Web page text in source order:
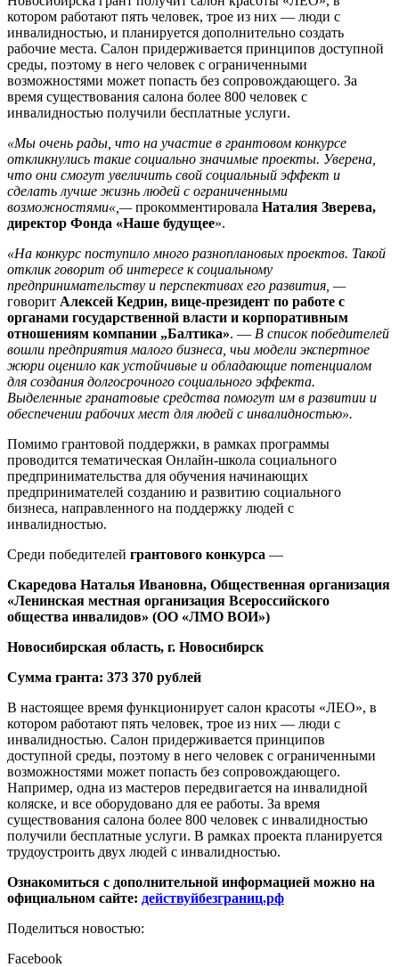
котором работают пять человек, трое из них — люди с
инвалидностью, и планируется дополнительно создать
рабочие места. Салон придерживается принципов доступной
среды, поэтому в него человек с ограниченными
возможностями может попасть без сопровождающего. За
время существования салона более 800 человек с
инвалидностью получили бесплатные услуги.
«Мы очень рады, что на участие в грантовом конкурсе
откликнулись такие социально значимые проекты. Уверена,
что они смогут увеличить свой социальный эффект и
сделать лучше жизнь людей с ограниченными
возможностями«,—прокомментировала Наталия Зверева,
директор Фонда «Наше будущее».
«На конкурс поступило много разноплановых проектов. Такой
отклик говорит об интересе к социальному
предпринимательству и перспективах его развития, —
говорит Алексей Кедрин, вице-президент по работе с
органами государственной власти и корпоративным
отношениям компании „Балтика». — В список победителей
вошли предприятия малого бизнеса, чьи модели экспертное
жюри оценило как устойчивые и обладающие потенциалом
для создания долгосрочного социального эффекта.
Выделенные гранатовые средства помогут им в развитии и
обеспечении рабочих мест для людей с инвалидностью».
Помимо грантовой поддержки, в рамках программы
проводится тематическая Онлайн-школа социального
предпринимательства для обучения начинающих
предпринимателей созданию и развитию социального
бизнеса, направленного на поддержку людей с
инвалидностью.
Среди победителей грантового конкурса —
Скаредова Наталья Ивановна, Общественная организация
«Ленинская местная организация Всероссийского
общества инвалидов» (ОО «ЛМО ВОИ»)
Новосибирская область, г. Новосибирск
Сумма гранта: 373 370 рублей
В настоящее время функционирует салон красоты «ЛЕО», в
котором работают пять человек, трое из них — люди с
инвалидностью. Салон придерживается принципов
доступной среды, поэтому в него человек с ограниченными
возможностями может попасть без сопровождающего.
Например, одна из мастеров передвигается на инвалидной
коляске, и все оборудовано для ее работы. За время
существования салона более 800 человек с инвалидностью
получили бесплатные услуги. В рамках проекта планируется
трудоустроить двух людей с инвалидностью.
Ознакомиться с дополнительной информацией можно на
официальном сайте: действуйбезграниц.рф
Поделиться новостью:
Facebook